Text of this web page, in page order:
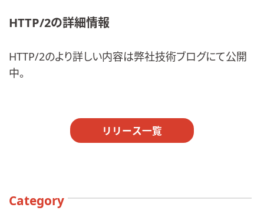
HTTP/2の詳細情報
HTTP/2のより詳しい内容は弊社技術ブログにて公開
中。
リリース一覧
Category